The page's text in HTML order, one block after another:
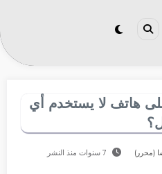
هاتف لا يستخدم أي
(محرر) 7 سنوات منذ النشر